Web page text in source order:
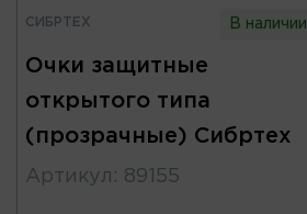
СИБРТЕХ В наличии
Очки защитные
открытого типа
(прозрачные) Сибртех
Артикул : 89155